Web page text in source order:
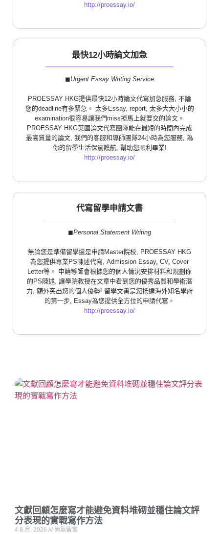
http://proessay.io/
最快12小時論文加急
◼︎Urgent Essay Writing Service
PROESSAY HKG提供最快12小時論文代寫加急服務, 不論
您的deadline有多緊急。 太多Essay, report, 太多大大小小的
examination很容易讓我們miss掉馬上就要交的論文。
PROESSAY HKG英國論文代寫團隊能在最短的時間內完成
最高質量的論文, 我們的客服和導師團隊24小時為您服務, 為
你的留學生活保駕護航, 幫助您順利畢業!
http://proessay.io/
代寫留學申請文書
◼︎Personal Statement Writing
無論您是準備留學還是申請Master院校, PROESSAY HKG
為您提供專業PS陳述代寫, Admission Essay, CV, Cover
Letter等。 申請導師會根據您的個人情況安排材料和規劃你
的PS陳述, 讓學院教授在文章中看到您的優秀品質和學術潛
力, 額外突出您的個人優勢! 留學文書是您抵達海外知名學府
的第一步, Essay為您提供全方位的申請代寫。
http://proessay.io/
文獻回顧怎麼寫才能避免資料堆砌並穩住論文評
分表現的實戰寫作方法
4 8 月, 2026 尚無留言